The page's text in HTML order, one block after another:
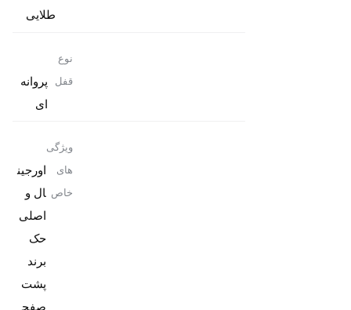
طلایی
نوع
قفل
پروانه
ای
ویژگی
های
خاص
اورجین
ال و
حک
برند
پشت
صفح